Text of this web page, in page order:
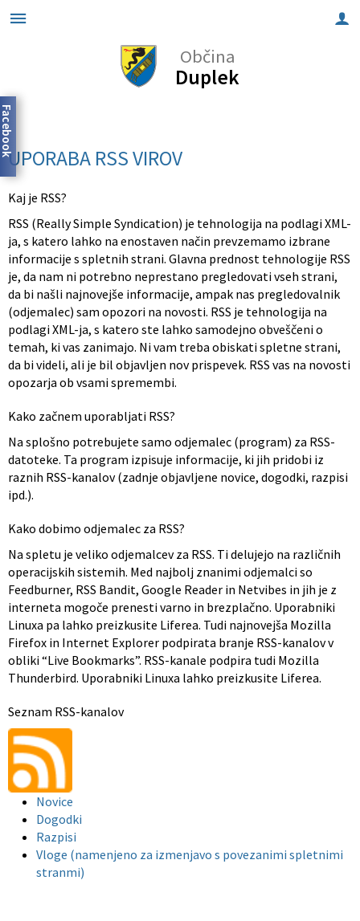
Občina
Duplek
Facebook
UPORABA RSS VIROV
Kaj je RSS?
RSS (Really Simple Syndication) je tehnologija na podlagi XML-
ja, s katero lahko na enostaven način prevzemamo izbrane
informacije s spletnih strani. Glavna prednost tehnologije RSS
je, da nam ni potrebno neprestano pregledovati vseh strani,
da bi našli najnovejše informacije, ampak nas pregledovalnik
(odjemalec) sam opozori na novosti. RSS je tehnologija na
podlagi XML-ja, s katero ste lahko samodejno obveščeni o
temah, ki vas zanimajo. Ni vam treba obiskati spletne strani,
da bi videli, ali je bil objavljen nov prispevek. RSS vas na novosti
opozarja ob vsami spremembi.
Kako začnem uporabljati RSS?
Na splošno potrebujete samo odjemalec (program) za RSS-
datoteke. Ta program izpisuje informacije, ki jih pridobi iz
raznih RSS-kanalov (zadnje objavljene novice, dogodki, razpisi
ipd.).
Kako dobimo odjemalec za RSS?
Na spletu je veliko odjemalcev za RSS. Ti delujejo na različnih
operacijskih sistemih. Med najbolj znanimi odjemalci so
Feedburner, RSS Bandit, Google Reader in Netvibes in jih je z
interneta mogoče prenesti varno in brezplačno. Uporabniki
Linuxa pa lahko preizkusite Liferea. Tudi najnovejša Mozilla
Firefox in Internet Explorer podpirata branje RSS-kanalov v
obliki “Live Bookmarks”. RSS-kanale podpira tudi Mozilla
Thunderbird. Uporabniki Linuxa lahko preizkusite Liferea.
Seznam RSS-kanalov
Novice
Dogodki
Razpisi
Vloge (namenjeno za izmenjavo s povezanimi spletnimi
stranmi)
O OBČINI
Predstavitev občine
Podžupani
Občinska uprava
Nadzorni odbor
Civilna zaščita
Svet za preventivo in vzgojo v cestnem prometu
Občinski nagrajenci
Vaške skupnosti
Uradne ure
Vizitka
OBČINSKI SVET
Člani občinskega sveta
Seje občinskega sveta
Poslovnik
Odbori in komisije
INFORMACIJE
Elektronske vloge
Predpisi
Informacije javnega značaja
Seznanitev z obdelavo osebnih podatkov
Integriteta in preprečevanje korupcije
Investicije in projekti
Proračun občine
Lokalne volitve
Prostorski akti občine
Kohezijski projekti
DEJAVNOSTI
Kultura
Predšolska vzgoja
Šport
Zdravstvo in socialno varstvo
Gospodarstvo in kmetijstvo
TURIZEM
Znamenitosti
Lokalna ponudba
Vurko fest
LOKALNO
Pomembne številke
Društva
Gospodarski subjekti
Lokacije defibrilatorjev (AED)
NOVICE
Občinske novice in obvestila
Lokalni utrip
Zapore cest
Občinsko glasilo
Za pričetek iskanja kliknite na puščico >